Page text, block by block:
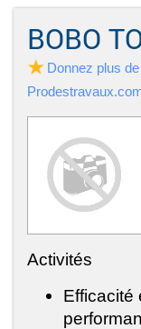
BOBO
Donnez plus
Activités
Efficacité